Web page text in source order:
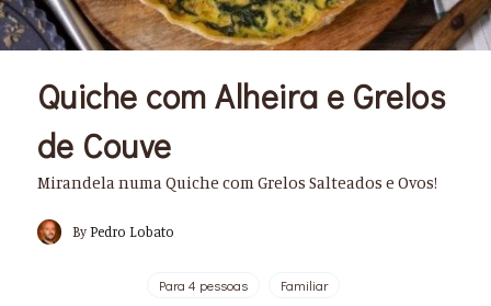
Quiche com Alheira e Grelos
de Couve
Mirandela numa Quiche com Grelos Salteados e Ovos!
By Pedro Lobato
Para 4 pessoas Familiar